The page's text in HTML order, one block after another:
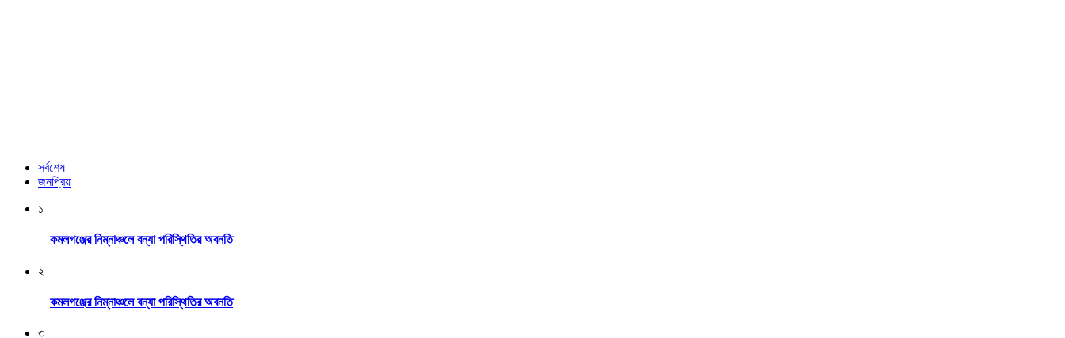
সর্বশেষ
জনপ্রিয়
১
কমলগঞ্জের নিম্নাঞ্চলে বন্যা পরিস্থিতির অবনতি
২
কমলগঞ্জের নিম্নাঞ্চলে বন্যা পরিস্থিতির অবনতি
৩